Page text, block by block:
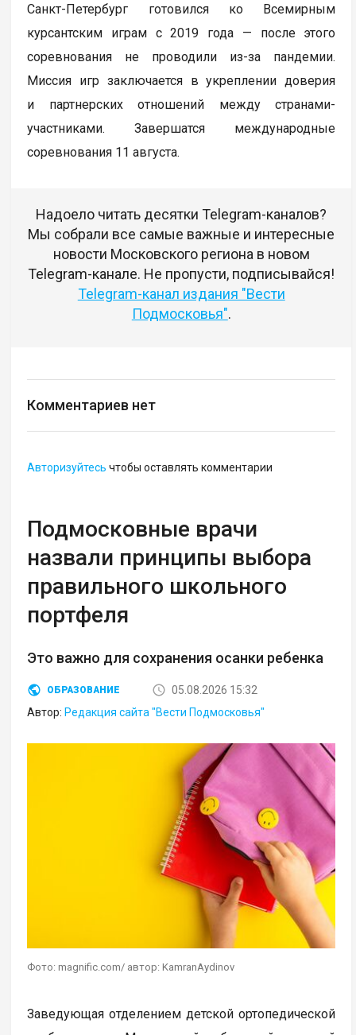
Санкт-Петербург готовился ко Всемирным
курсантским играм с 2019 года — после этого
соревнования не проводили из-за пандемии.
Миссия игр заключается в укреплении доверия
и партнерских отношений между странами-
участниками. Завершатся международные
соревнования 11 августа.
Надоело читать десятки Telegram-каналов?
Мы собрали все самые важные и интересные
новости Московского региона в новом
Telegram-канале. Не пропусти, подписывайся!
Telegram-канал издания "Вести
Подмосковья".
Комментариев нет
Авторизуйтесь чтобы оставлять комментарии
Подмосковные врачи
назвали принципы выбора
правильного школьного
портфеля
Это важно для сохранения осанки ребенка
ОБРАЗОВАНИЕ
05.08.2026 15:32
Автор: Редакция сайта "Вести Подмосковья"
Фото: magnific.com/ автор: KamranAydinov
Заведующая отделением детской ортопедической